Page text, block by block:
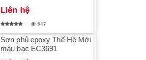
Liên hệ
647
Sơn phủ epoxy Thế Hệ Mới
màu bạc EC3691